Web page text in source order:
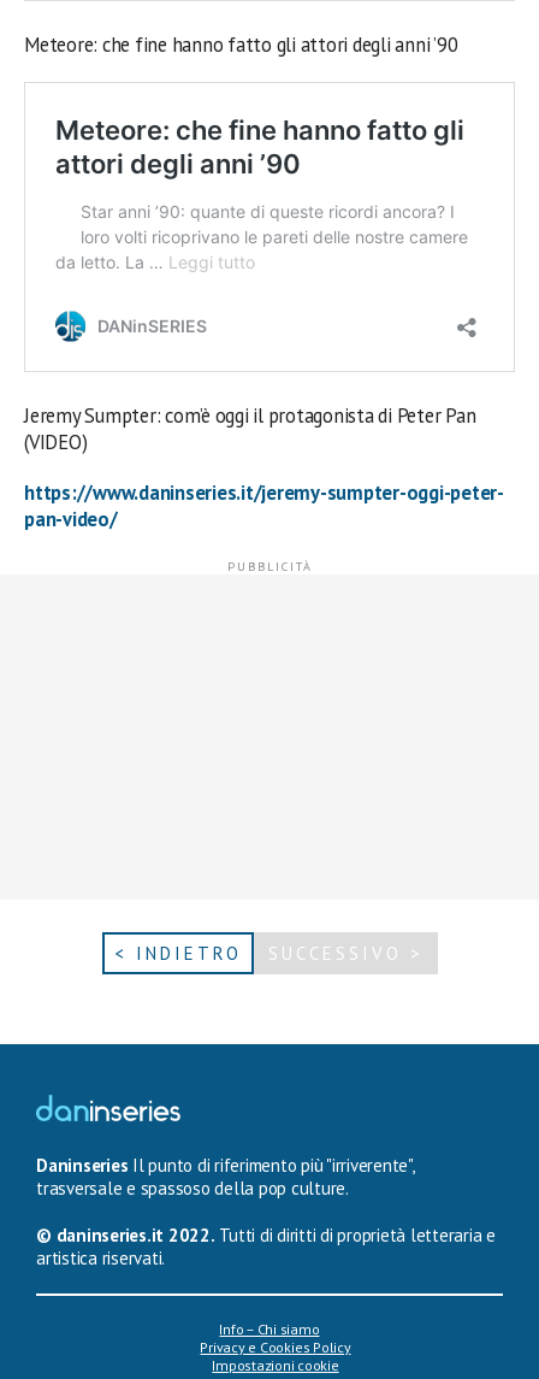
Meteore: che fine hanno fatto gli attori degli anni ’90
Jeremy Sumpter: com’è oggi il protagonista di Peter Pan
(VIDEO)
https://www.daninseries.it/jeremy-sumpter-oggi-peter-
pan-video/
< INDIETRO SUCCESSIVO >
Daninseries Il punto di riferimento più "irriverente",
trasversale e spassoso della pop culture.
© daninseries.it 2022. Tutti di diritti di proprietà letteraria e
artistica riservati.
Info – Chi siamo
Privacy e Cookies Policy
Impostazioni cookie